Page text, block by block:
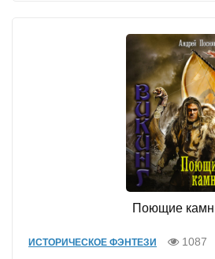
Поющие
ИСТОРИЧЕСКОЕ ФЭНТЕЗИ
1087